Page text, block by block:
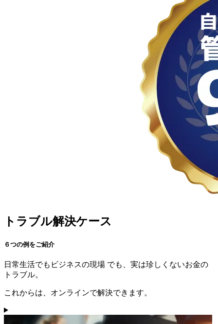
トラブル解決ケース
６つの例をご紹介
日常生活でも ビジネスの現場 でも、実は珍しくないお金の
トラブル。
これからは、オンラインで解決できます。